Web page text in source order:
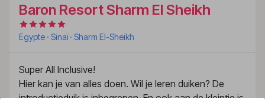
Baron Resort Sharm El Sheikh
Egypte · Sinaï· Sharm El-Sheikh
Super All Inclusive!
Hier kan je van alles doen. Wil je leren duiken? De
introductieduik is inbegrepen. En ook aan de kleintje is